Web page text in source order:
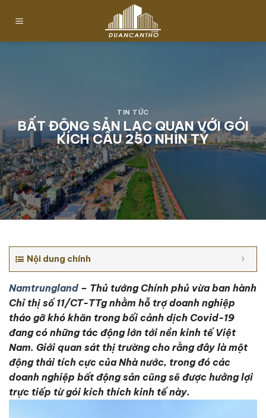
đến
TIN TỨC
BẤT ĐỘNG SẢN LẠC QUAN VỚI GÓI
KÍCH CẦU 250 NHÌN TỶ
Nội dung chính
Namtrungland – Thủ tướng Chính phủ vừa ban hành
Chỉ thị số 11/CT-TTg nhằm hỗ trợ doanh nghiệp
tháo gỡ khó khăn trong bối cảnh dịch Covid-19
đang có những tác động lớn tới nền kinh tế Việt
Nam. Giới quan sát thị trường cho rằng đây là một
động thái tích cực của Nhà nước, trong đó các
doanh nghiệp bất động sản cũng sẽ được hưởng lợi
trực tiếp từ gói kích thích kinh tế này.